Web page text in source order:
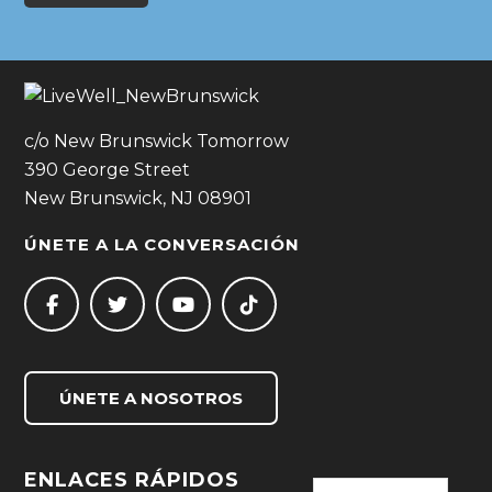
c/o New Brunswick Tomorrow
390 George Street
New Brunswick, NJ 08901
ÚNETE A LA CONVERSACIÓN
ÚNETE A NOSOTROS
ENLACES RÁPIDOS